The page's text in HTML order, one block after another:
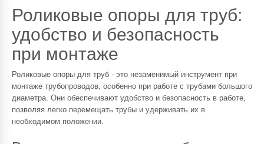
Роликовые опоры для труб:
удобство и безопасность
при монтаже
Роликовые опоры для труб - это незаменимый инструмент при
монтаже трубопроводов, особенно при работе с трубами большого
диаметра. Они обеспечивают удобство и безопасность в работе,
позволяя легко перемещать трубы и удерживать их в
необходимом положении.